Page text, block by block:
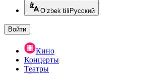
O’zbek tili Русский
Войти
Кино
Концерты
Театры